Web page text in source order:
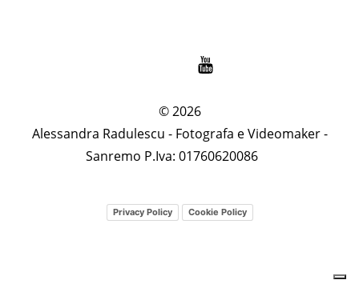
© 2026
Alessandra Radulescu - Fotografa e Videomaker -
Sanremo P.Iva: 01760620086
Privacy Policy Cookie Policy